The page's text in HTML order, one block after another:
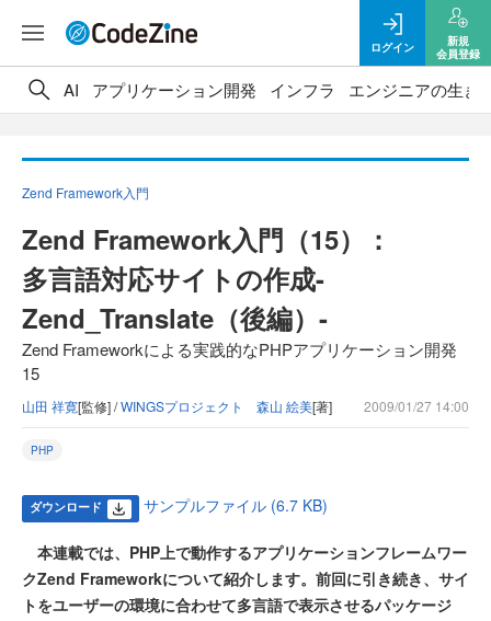
ログイン
新規
会員登録
AI アプリケーション開発 インフラ エンジニアの生き
Zend Framework入門
Zend Framework入門（15）：
多言語対応サイトの作成-
Zend_Translate（後編）-
Zend Frameworkによる実践的なPHPアプリケーション開発
15
山田 祥寛[監修] /WINGSプロジェクト 森山 絵美[著] 2009/01/27 14:00
PHP
ダウンロード サンプルファイル (6.7 KB)
本連載では、PHP上で動作するアプリケーションフレームワー
クZend Frameworkについて紹介します。前回に引き続き、サイ
トをユーザーの環境に合わせて多言語で表示させるパッケージ